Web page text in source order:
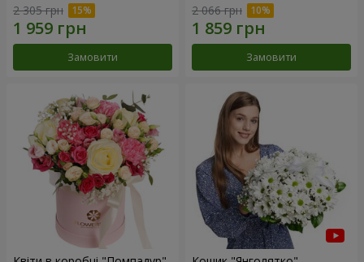
2 305 грн
Замовити
2 066 грн
Замовити